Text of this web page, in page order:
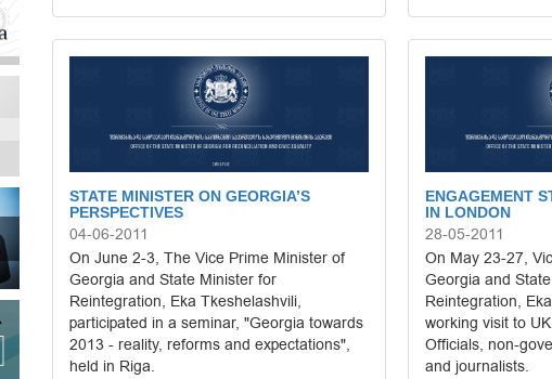
STATE MINISTER ON GEORGIA’S
PERSPECTIVES
04-06-2011
On June 2-3, The Vice Prime Minister of
Georgia and State Minister for
Reintegration, Eka Tkeshelashvili,
participated in a seminar, "Georgia towards
2013 - reality, reforms and expectations",
held in Riga.
ENGAGEMENT
IN LONDON
28-05-2011
On May 23-27,
Georgia and
Reintegration,
working visit to
Officials, non-
and journalists.